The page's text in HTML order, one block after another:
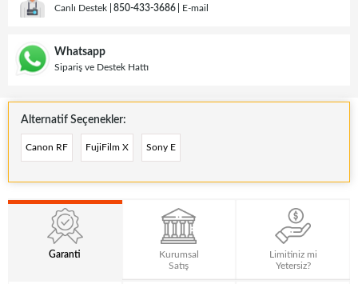
Canlı Destek 850-433-3686 E-mail
Whatsapp
Sipariş ve Destek Hattı
Alternatif Seçenekler:
Canon RF FujiFilm X Sony E
Garanti
Kurumsal
Satış
Limitiniz mi
Yetersiz?